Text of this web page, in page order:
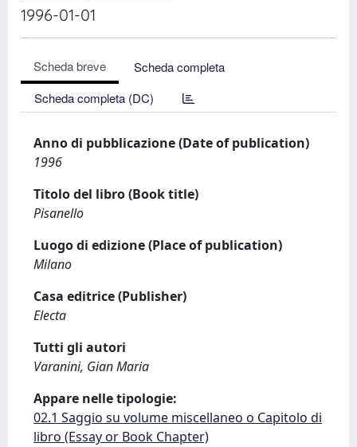
1996-01-01
Scheda breve
Scheda completa
Scheda completa (DC)
Anno di pubblicazione (Date of publication)
1996
Titolo del libro (Book title)
Pisanello
Luogo di edizione (Place of publication)
Milano
Casa editrice (Publisher)
Electa
Tutti gli autori
Varanini, Gian Maria
Appare nelle tipologie:
02.1 Saggio su volume miscellaneo o Capitolo di
libro (Essay or Book Chapter)